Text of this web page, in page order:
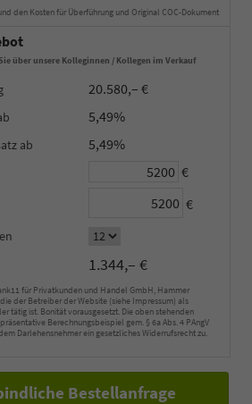
den Kosten für Überführung und Original COC-Dokument
über unsere Kolleginnen / Kollegen im Verkauf
20.580,– €
5,49%
5,49%
€
€
1.344,– €
für Privatkunden und Handel GmbH, Hammer
der Betreiber der Website (siehe Impressum) als
tätig ist. Bonität vorausgesetzt. Die oben stehenden
Berechnungsbeispiel gem. § 6a Abs. 4 PAngV
Darlehensnehmer ein gesetzliches Widerrufsrecht zu.
Bestellanfrage